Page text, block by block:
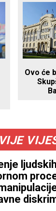
Ovo će